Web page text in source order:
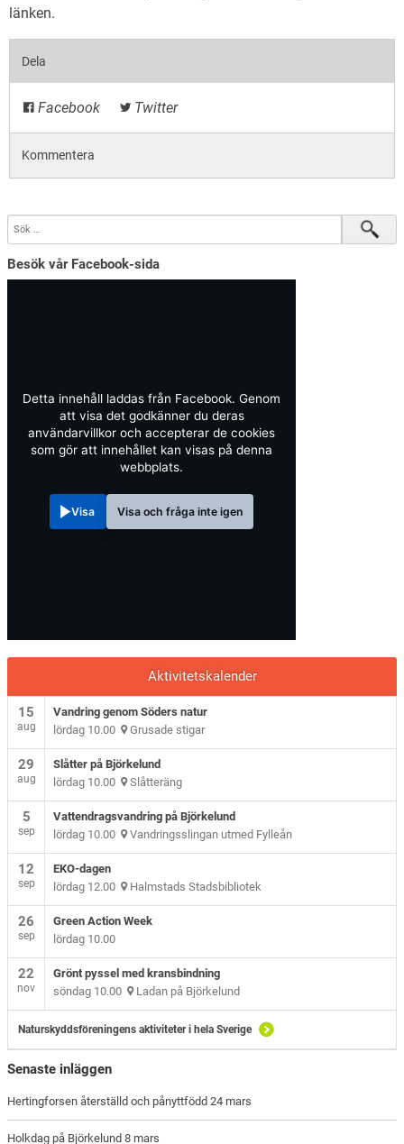
länken.
Dela
Facebook Twitter
Kommentera
Besök vår Facebook-sida
Detta innehåll laddas från Facebook. Genom
att visa det godkänner du deras
användarvillkor och accepterar de cookies
som gör att innehållet kan visas på denna
webbplats.
Visa Visa och fråga inte igen
Aktivitetskalender
15
aug
Vandring genom Söders natur
lördag 10.00 Grusade stigar
29
aug
Slåtter på Björkelund
lördag 10.00 Slåtteräng
5
sep
Vattendragsvandring på Björkelund
lördag 10.00 Vandringsslingan utmed Fylleån
12
sep
EKO-dagen
lördag 12.00 Halmstads Stadsbibliotek
26
sep
Green Action Week
lördag 10.00
22
nov
Grönt pyssel med kransbindning
söndag 10.00 Ladan på Björkelund
Naturskyddsföreningens aktiviteter i hela Sverige
Senaste inläggen
Hertingforsen återställd och pånyttfödd 24 mars
Holkdag på Björkelund 8 mars